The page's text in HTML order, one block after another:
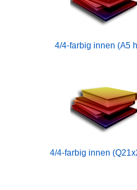
4/4-farbig innen (A5
4/4-farbig innen